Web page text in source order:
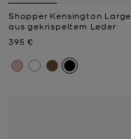
Shopper Kensington Large
aus gekrispeltem Leder
Jetzt
395 €